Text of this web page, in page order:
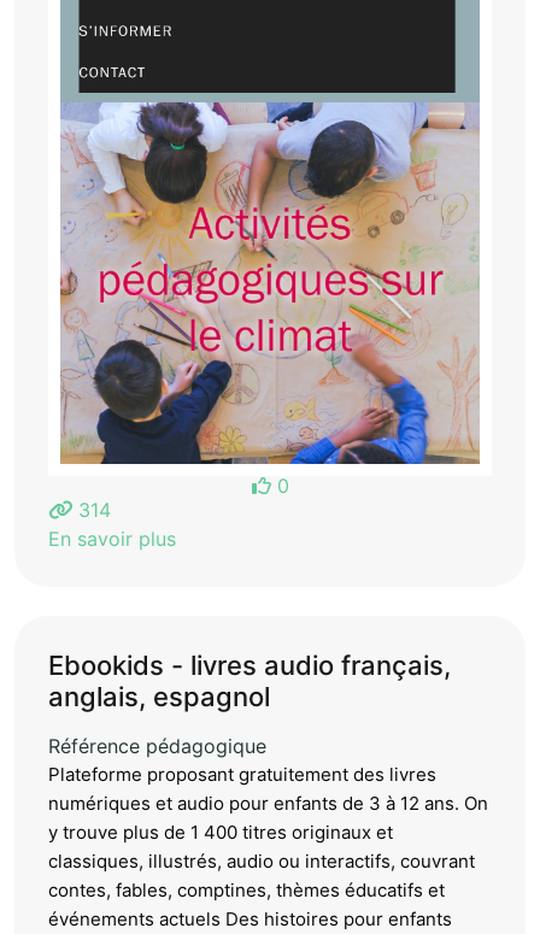
0
314
En savoir plus
Ebookids - livres audio français,
anglais, espagnol
Référence pédagogique
Plateforme proposant gratuitement des livres
numériques et audio pour enfants de 3 à 12 ans. On
y trouve plus de 1 400 titres originaux et
classiques, illustrés, audio ou interactifs, couvrant
contes, fables, comptines, thèmes éducatifs et
événements actuels Des histoires pour enfants